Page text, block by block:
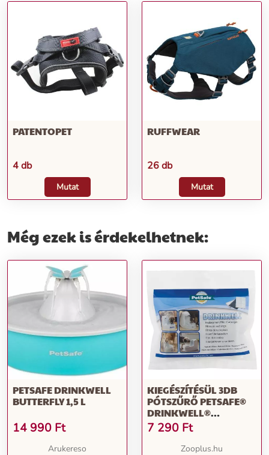
PATENTOPET
4 db
Mutat
RUFFWEAR
26 db
Mutat
Még ezek is érdekelhetnek:
PETSAFE DRINKWELL
BUTTERFLY 1,5 L
14 990 Ft
Arukereso
KIEGÉSZÍTÉSÜL 3DB
PÓTSZŰRŐ PETSAFE®
DRINKWELL®
PLATINUM MACSKA
ITATÓKÚTHOZ
KUTYÁKNAK
7 290 Ft
Zooplus.hu